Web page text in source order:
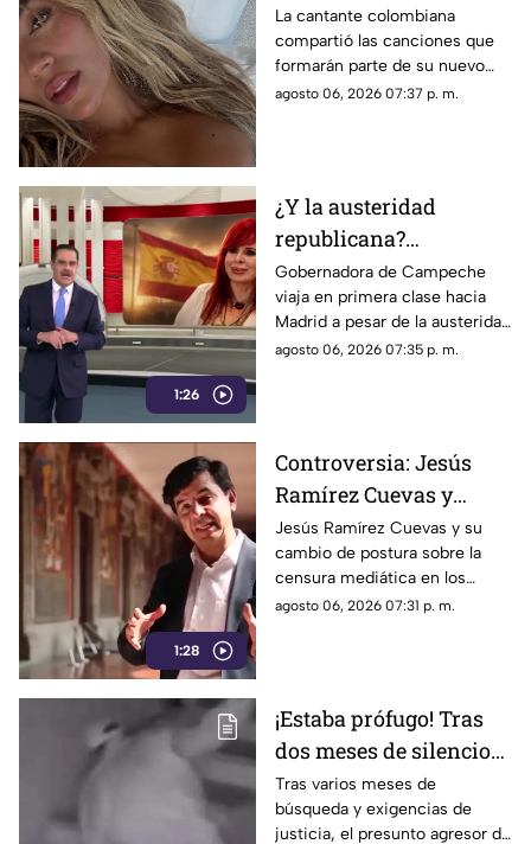
álbum antes de su
lanzamiento; esta es la
lista completa
La cantante colombiana
compartió las canciones que
formarán parte de su nuevo
material de estudio,
agosto 06, 2026 07:37 p. m.
1:26
¿Y la austeridad
republicana?
Gobernadora Layda
Sansores viaja en
primera clase hacia
Madrid
Gobernadora de Campeche
viaja en primera clase hacia
Madrid a pesar de la austeridad
republicana.
agosto 06, 2026 07:35 p. m.
1:28
Controversia: Jesús
Ramírez Cuevas y
Censura a los Medios
de Comunicación
Jesús Ramírez Cuevas y su
cambio de postura sobre la
censura mediática en los
medios de comunicación.
agosto 06, 2026 07:31 p. m.
¡Estaba prófugo! Tras
dos meses de silencio
detuvieron a Jorge "N",
agresor de Paula
Tras varios meses de
búsqueda y exigencias de
justicia, el presunto agresor de